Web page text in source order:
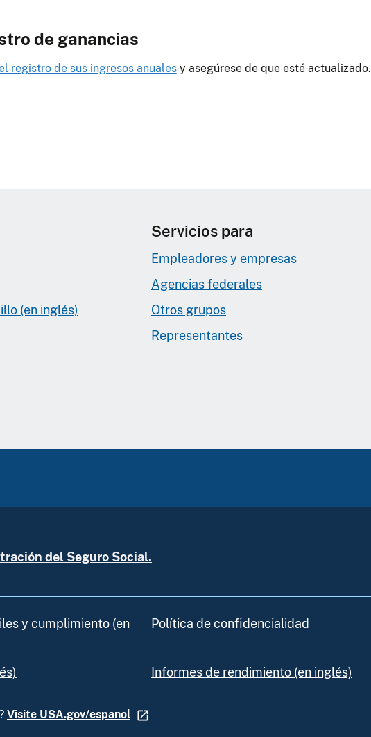
de ganancias
registro de sus ingresos anualesy asegúrese de que esté actualizado.
(en inglés)
Servicios para
Empleadores y empresas
Agencias federales
Otros grupos
Representantes
del Seguro Social.
y cumplimiento (en
Política de confidencialidad
Informes de rendimiento (en inglés)
Visite USA.gov/espanol